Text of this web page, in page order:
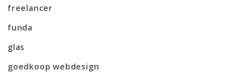
freelancer
funda
glas
goedkoop webdesign